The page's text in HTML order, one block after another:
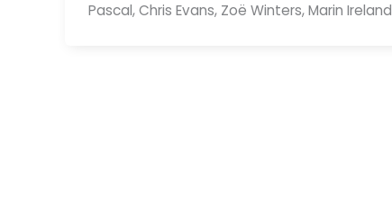
Pascal, Chris Evans, Zoë Winters, Marin Ireland